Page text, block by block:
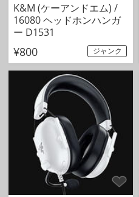
K&M (ケーアンドエム) /
16080 ヘッドホンハンガ
ー D1531
¥800 ジャンク